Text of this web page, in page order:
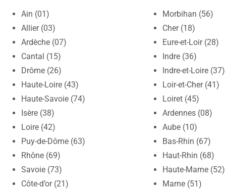
Ain (01)
Allier (03)
Ardèche (07)
Cantal (15)
Drôme (26)
Haute-Loire (43)
Haute-Savoie (74)
Isère (38)
Loire (42)
Puy-de-Dôme (63)
Rhône (69)
Savoie (73)
Côte-d’or (21)
Morbihan (56)
Cher (18)
Eure-et-Loir (28)
Indre (36)
Indre-et-Loire (37)
Loir-et-Cher (41)
Loiret (45)
Ardennes (08)
Aube (10)
Bas-Rhin (67)
Haut-Rhin (68)
Haute-Marne (52)
Marne (51)